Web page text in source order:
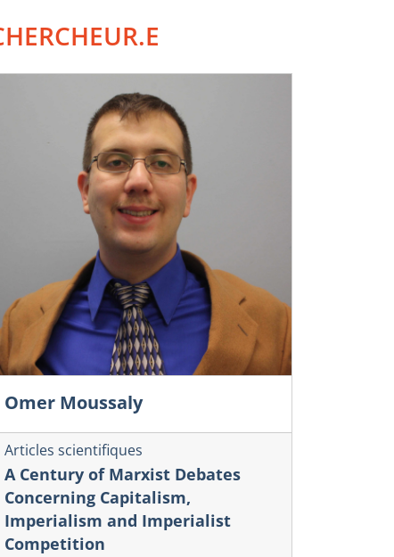
Omer Moussaly
Articles scientifiques
A Century of Marxist Debates
Concerning Capitalism,
Imperialism and Imperialist
Competition